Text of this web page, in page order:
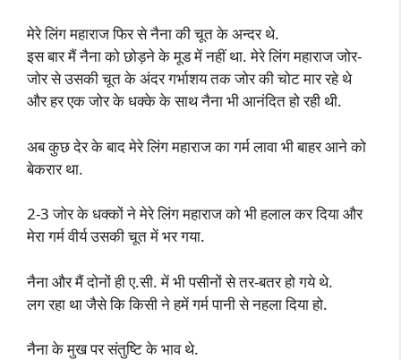
मेरे लिंग महाराज फिर से नैना की चूत के अन्दर थे.
इस बार मैं नैना को छोड़ने के मूड में नहीं था. मेरे लिंग महाराज जोर-
जोर से उसकी चूत के अंदर गर्भाशय तक जोर की चोट मार रहे थे
और हर एक जोर के धक्के के साथ नैना भी आनंदित हो रही थी.
अब कुछ देर के बाद मेरे लिंग महाराज का गर्म लावा भी बाहर आने को
बेकरार था.
2-3 जोर के धक्कों ने मेरे लिंग महाराज को भी हलाल कर दिया और
मेरा गर्म वीर्य उसकी चूत में भर गया.
नैना और मैं दोनों ही ए.सी. में भी पसीनों से तर-बतर हो गये थे.
लग रहा था जैसे कि किसी ने हमें गर्म पानी से नहला दिया हो.
नैना के मुख पर संतुष्टि के भाव थे.